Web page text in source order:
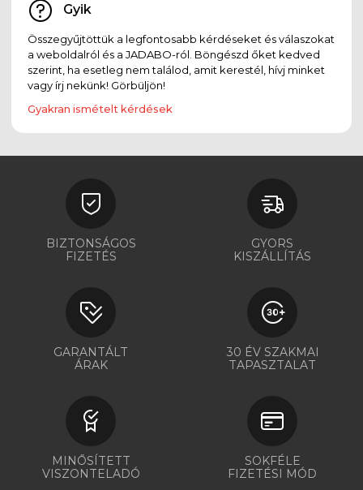
Gyik
Összegyűjtöttük a legfontosabb kérdéseket és válaszokat
a weboldalról és a JADABO-ról. Böngészd őket kedved
szerint, ha esetleg nem találod, amit kerestél, hívj minket
vagy írj nekünk! Görbüljön!
Gyakran ismételt kérdések
BIZTONSÁGOS
FIZETÉS
GYORS
KISZÁLLÍTÁS
GARANTÁLT
ÁRAK
30 ÉV SZAKMAI
TAPASZTALAT
MINŐSÍTETT
VISZONTELADÓ
SOKFÉLE
FIZETÉSI MÓD